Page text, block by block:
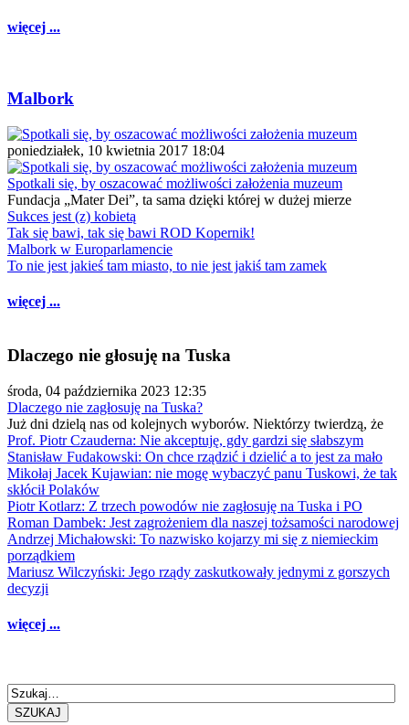
więcej ...
Malbork
poniedziałek, 10 kwietnia 2017 18:04
Spotkali się, by oszacować możliwości założenia muzeum
Fundacja „Mater Dei”, ta sama dzięki której w dużej mierze
Sukces jest (z) kobietą
Tak się bawi, tak się bawi ROD Kopernik!
Malbork w Europarlamencie
To nie jest jakieś tam miasto, to nie jest jakiś tam zamek
więcej ...
Dlaczego nie głosuję na Tuska
środa, 04 października 2023 12:35
Dlaczego nie zagłosuję na Tuska?
Już dni dzielą nas od kolejnych wyborów. Niektórzy twierdzą, że
Prof. Piotr Czauderna: Nie akceptuję, gdy gardzi się słabszym
Stanisław Fudakowski: On chce rządzić i dzielić a to jest za mało
Mikołaj Jacek Kujawian: nie mogę wybaczyć panu Tuskowi, że tak
skłócił Polaków
Piotr Kotlarz: Z trzech powodów nie zagłosuję na Tuska i PO
Roman Dambek: Jest zagrożeniem dla naszej tożsamości narodowej
Andrzej Michałowski: To nazwisko kojarzy mi się z niemieckim
porządkiem
Mariusz Wilczyński: Jego rządy zaskutkowały jednymi z gorszych
decyzji
więcej ...
SZUKAJ